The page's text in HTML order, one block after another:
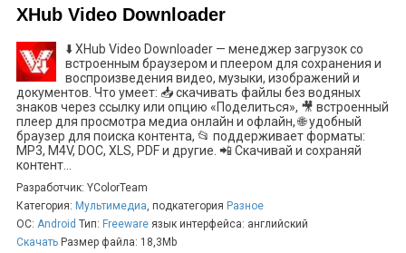
XHub Video Downloader
⬇️ XHub Video Downloader — менеджер загрузок со
встроенным браузером и плеером для сохранения и
воспроизведения видео, музыки, изображений и
документов. Что умеет: 📥 скачивать файлы без водяных
знаков через ссылку или опцию «Поделиться», 🎥 встроенный
плеер для просмотра медиа онлайн и офлайн, 🌐 удобный
браузер для поиска контента, 📂 поддерживает форматы:
MP3, M4V, DOC, XLS, PDF и другие. 📲 Скачивай и сохраняй
контент...
Разработчик: YColorTeam
Категория: Мультимедиа, подкатегория Разное
ОС: Android Тип: Freeware язык интерфейса: английский
Скачать Размер файла: 18,3Mb